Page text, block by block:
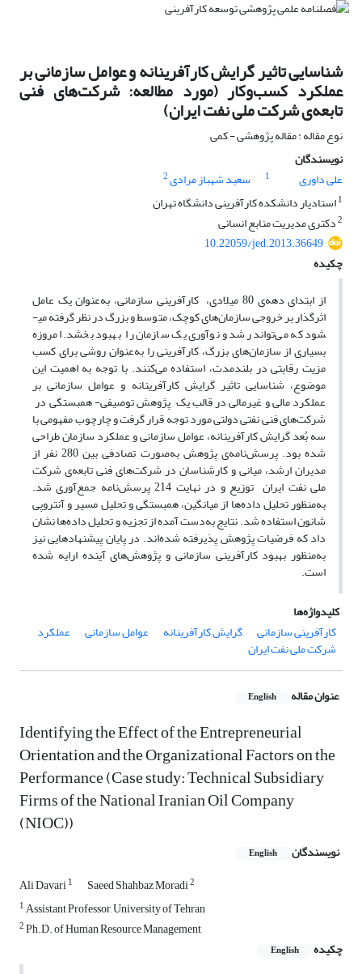
شناسایی تاثیر گرایش کارآفرینانه و عوامل سازمانی بر
عملکرد کسب‌وکار (مورد مطالعه: شرکت‌های فنی
تابعه‌ی شرکت ملی نفت ایران)
نوع مقاله : مقاله پژوهشی - کمی
نویسندگان
علی داوری
1 سعید شهباز مرادی2
1استادیار دانشکده کارآفرینی دانشگاه تهران
2دکتری مدیریت منابع انسانی
10.22059/jed.2013.36649
چکیده
از ابتدای دهه‌ی 80 میلادی، کارآفرینی سازمانی، به‌عنوان یک عامل
اثرگذار بر خروجی سازمان‌های کوچک، متوسط و بزرگ در نظر گرفته می­
شود که می‌تواند رشد و نوآوری یک سازمان را بهبود بخشد. امروزه
بسیاری از سازمان‌های بزرگ، کارآفرینی را به‌عنوان روشی برای کسب
مزیت رقابتی در بلندمدت، استفاده می‌کنند. با توجه به اهمیت این
موضوع، شناسایی تاثیر گرایش کارآفرینانه و عوامل سازمانی بر
عملکرد مالی و غیرمالی در قالب یک پژوهش توصیفی- همبستگی در
شرکت‌های فنی نفتی دولتی مورد توجه قرار گرفت و چارچوب مفهومی با
سه بُعد گرایش کارآفرینانه، عوامل سازمانی و عملکرد سازمان طراحی
شده بود. پرسش‌نامه‌ی پژوهش به‌صورت تصادفی بین 280 نفر از
مدیران ارشد، میانی و کارشناسان در شرکت‌های فنی تابعه‌ی شرکت
ملی نفت ایران توزیع و در نهایت 214 پرسش‌نامه جمع‌آوری شد.
به‌منظور تحلیل داده‌ها از میانگین، همبستگی و تحلیل مسیر و آنتروپی
شانون استفاده شد. نتایج به‌دست آمده از تجزیه و تحلیل داده‌ها نشان
داد که فرضیات پژوهش پذیرفته شده‌اند. در پایان پیشنهادهایی نیز
به‌منظور بهبود کارآفرینی سازمانی و پژوهش‌های آینده ارایه شده
است.
کلیدواژه‌ها
کارآفرینی سازمانی
گرایش کارآفرینانه عوامل سازمانی عملکرد
شرکت ملی نفت ایران
عنوان مقاله English
Identifying the Effect of the Entrepreneurial
Orientation and the Organizational Factors on the
Performance (Case study: Technical Subsidiary
Firms of the National Iranian Oil Company
(NIOC))
نویسندگان English
Ali Davari1 Saeed Shahbaz Moradi2
1Assistant Professor, University of Tehran
2Ph.D. of Human Resource Management
چکیده
English